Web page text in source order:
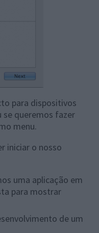
para dispositivos
se queremos fazer
menu.
iniciar o nosso
uma aplicação em
para mostrar
de um